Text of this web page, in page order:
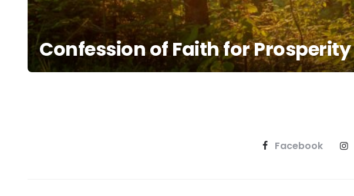
Confession of Faith for Prosperity
Facebook